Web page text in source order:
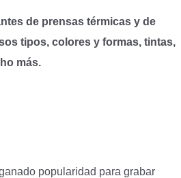
de prensas térmicas y de
tipos, colores y formas, tintas,
más.
popularidad para grabar